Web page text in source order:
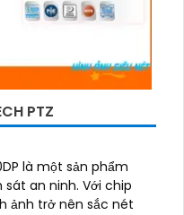
PTZ
là một sản phẩm
ninh. Với chip
ảnh trở nên sắc nét